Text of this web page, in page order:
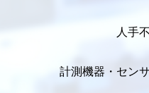
人手
計測機器・セン